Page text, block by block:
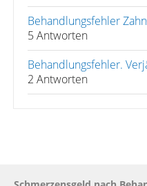
Behandlungsfehler
5 Antworten
Behandlungsfehler.
2 Antworten